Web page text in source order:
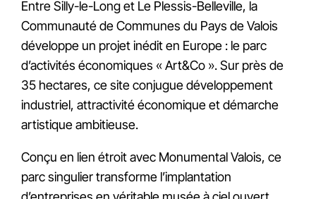
Entre Silly-le-Long et Le Plessis-Belleville, la
Communauté de Communes du Pays de Valois
développe un projet inédit en Europe : le parc
d’activités économiques « Art&Co ». Sur près de
35 hectares, ce site conjugue développement
industriel, attractivité économique et démarche
artistique ambitieuse.
Conçu en lien étroit avec Monumental Valois, ce
parc singulier transforme l’implantation